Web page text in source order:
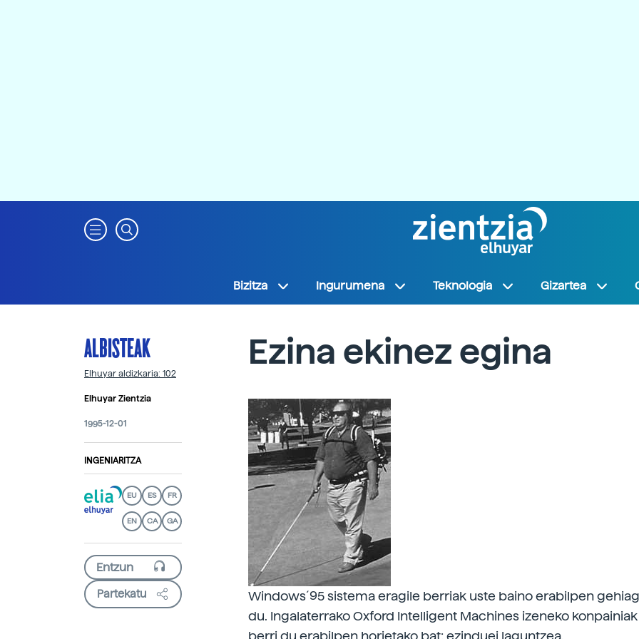
Bizitza Ingurumena Teknologia Gizartea
ALBISTEAK
Elhuyar aldizkaria: 102
Elhuyar Zientzia
1995-12-01
INGENIARITZA
EU ES FR
EN CA GA
Partekatu
Ezina ekinez egina
Windows´95 sistema eragile berriak uste baino erabilpen
du. Ingalaterrako Oxford Intelligent Machines izeneko
berri du erabilpen horietako bat: ezinduei laguntzea.